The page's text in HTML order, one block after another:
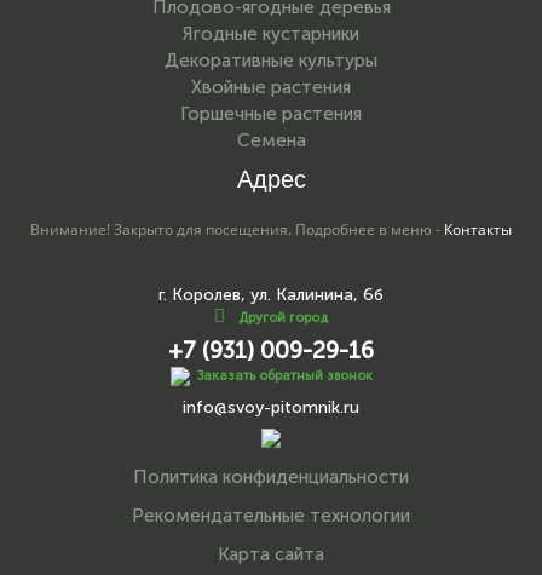
Плодово-ягодные деревья
Ягодные кустарники
Декоративные культуры
Хвойные растения
Горшечные растения
Семена
Адрес
Внимание! Закрыто для посещения. Подробнее в меню - Контакты
г. Королев, ул. Калинина, 6б
Другой город
+7 (931) 009-29-16
Заказать обратный звонок
info@svoy-pitomnik.ru
Политика конфиденциальности
Рекомендательные технологии
Карта сайта